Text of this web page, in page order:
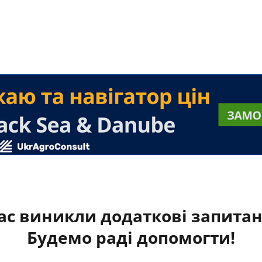
виникли додаткові
Будемо раді допомогти!